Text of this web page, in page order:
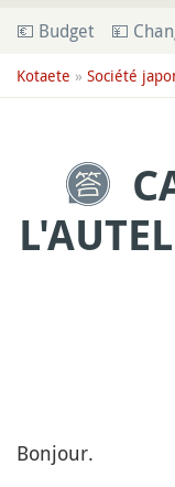
💶 Budget 💴
Kotaete » Société
Bonjour.